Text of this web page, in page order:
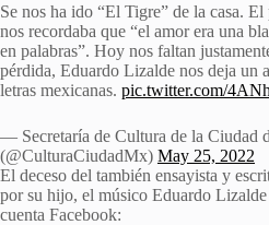
Se nos ha ido “El Tigre” de la casa.
nos recordaba que “el amor era una
en palabras”. Hoy nos faltan
pérdida, Eduardo Lizalde nos deja un
letras mexicanas. pic.twitter.com/
— Secretaría de Cultura de la Ciudad
(@CulturaCiudadMx) May 25, 2022
El deceso del también ensayista y
por su hijo, el músico Eduardo Lizalde
cuenta Facebook: